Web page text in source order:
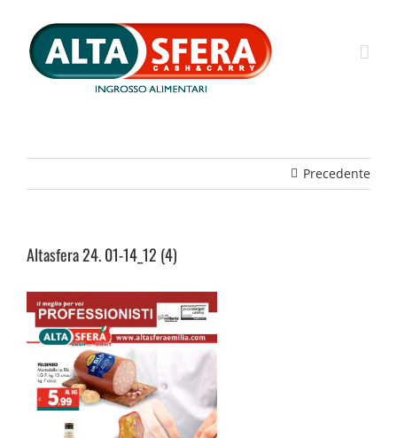
contenuto
Precedente
Altasfera 24. 01-14_12 (4)